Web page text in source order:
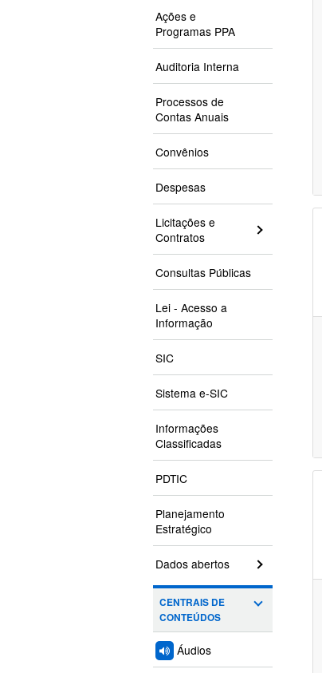
Ações e
Programas PPA
Auditoria Interna
Processos de
Contas Anuais
Convênios
Despesas
Licitações e
Contratos
Consultas Públicas
Lei - Acesso a
Informação
SIC
Sistema e-SIC
Informações
Classificadas
PDTIC
Planejamento
Estratégico
Dados abertos
CENTRAIS DE
CONTEÚDOS
Áudios